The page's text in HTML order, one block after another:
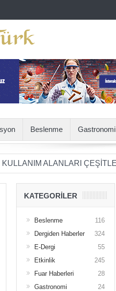
Beslenme Gastronomi
ALANLARI ÇEŞİTLENİYOR
KATEGORILER
Beslenme
116
Dergiden Haberler
324
E-Dergi
55
Etkinlik
245
Fuar Haberleri
28
Gastronomi
24